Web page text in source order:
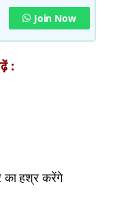
Join Now
:
का हश्र करेंगे